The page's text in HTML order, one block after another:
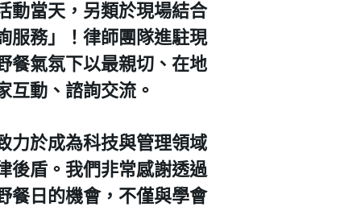
動當天，另類於現場結合
服務」！律師團隊進駐現
餐氣氛下以最親切、在地
互動、諮詢交流。
力於成為科技與管理領域
後盾。我們非常感謝透過
餐日的機會，不僅與學會